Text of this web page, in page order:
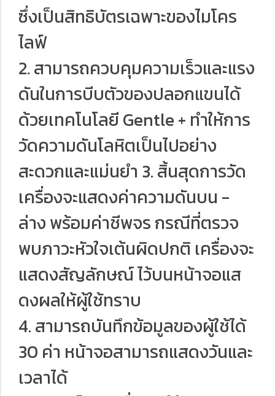
ซึ่งเป็นสิทธิบัตรเฉพาะของไมโคร
ไลฟ์
2. สามารถควบคุมความเร็วและแรง
ดันในการบีบตัวของปลอกแขนได้
ด้วยเทคโนโลยี Gentle + ทําให้การ
วัดความดันโลหิตเป็นไปอย่าง
สะดวกและแม่นยํา 3. สิ้นสุดการวัด
เครื่องจะแสดงค่าความดันบน -
ล่าง พร้อมค่าชีพจร กรณีที่ตรวจ
พบภาวะหัวใจเต้นผิดปกติ เครื่องจะ
แสดงสัญลักษณ์ ไว้บนหน้าจอแส
ดงผลให้ผู้ใช้ทราบ
4. สามารถบันทึกข้อมูลของผู้ใช้ได้
30 ค่า หน้าจอสามารถแสดงวันและ
เวลาได้